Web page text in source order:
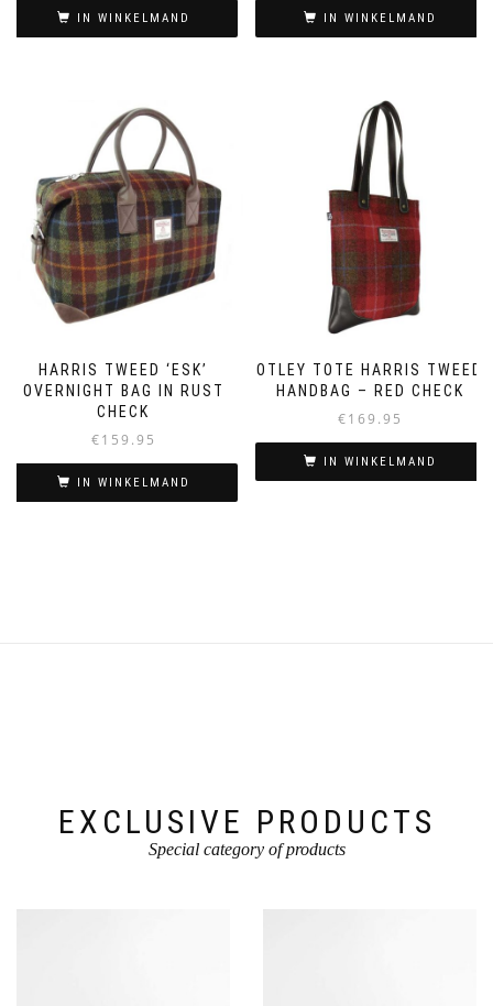
IN WINKELMAND IN WINKELMAND
HARRIS TWEED ‘ESK’
OVERNIGHT BAG IN RUST
CHECK
€159.95
IN WINKELMAND
OTLEY TOTE HARRIS TWEED
HANDBAG – RED CHECK
€169.95
IN WINKELMAND
EXCLUSIVE PRODUCTS
Special category of products